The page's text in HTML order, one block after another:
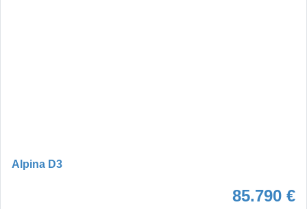
Alpina D3
85.790 €